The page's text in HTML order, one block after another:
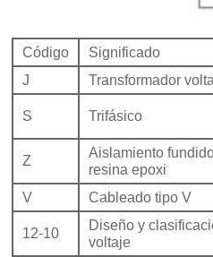
Código Significado
J
Transformador
S Trifásico
Z
Aislamiento
resina epoxi
V
Cableado tipo V
12-10
Diseño y
voltaje